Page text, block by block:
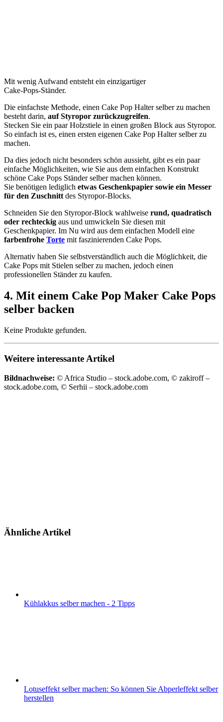
Mit wenig Aufwand entsteht ein einzigartiger
Cake-Pops-Ständer.
Die einfachste Methode, einen Cake Pop Halter selber zu machen
besteht darin, auf Styropor zurückzugreifen.
Stecken Sie ein paar Holzstiele in einen großen Block aus Styropor.
So einfach ist es, einen ersten eigenen Cake Pop Halter selber zu
machen.
Da dies jedoch nicht besonders schön aussieht, gibt es ein paar
einfache Möglichkeiten, wie Sie aus dem einfachen Konstrukt
schöne Cake Pops Ständer selber machen können.
Sie benötigen lediglich etwas Geschenkpapier sowie ein Messer
für den Zuschnitt des Styropor-Blocks.
Schneiden Sie den Styropor-Block wahlweise rund, quadratisch
oder rechteckig aus und umwickeln Sie diesen mit
Geschenkpapier. Im Nu wird aus dem einfachen Modell eine
farbenfrohe Torte mit faszinierenden Cake Pops.
Alternativ haben Sie selbstverständlich auch die Möglichkeit, die
Cake Pops mit Stielen selber zu machen, jedoch einen
professionellen Ständer zu kaufen.
4. Mit einem Cake Pop Maker Cake Pops
selber backen
Keine Produkte gefunden.
Weitere interessante Artikel
Bildnachweise: © Africa Studio – stock.adobe.com, © zakiroff –
stock.adobe.com, © Serhii – stock.adobe.com
Ähnliche Artikel
Kühlakkus selber machen - 2 Tipps
Lotuseffekt selber machen: So können Sie Abperleffekt selber
herstellen